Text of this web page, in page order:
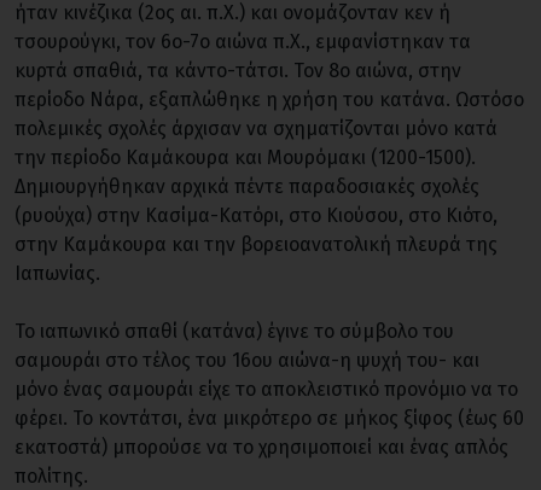
ήταν κινέζικα (2ος αι. π.Χ.) και ονομάζονταν κεν ή
τσουρούγκι, τον 6ο-7ο αιώνα π.Χ., εμφανίστηκαν τα
κυρτά σπαθιά, τα κάντο-τάτσι. Τον 8ο αιώνα, στην
περίοδο Νάρα, εξαπλώθηκε η χρήση του κατάνα. Ωστόσο
πολεμικές σχολές άρχισαν να σχηματίζονται μόνο κατά
την περίοδο Καμάκουρα και Μουρόμακι (1200-1500).
Δημιουργήθηκαν αρχικά πέντε παραδοσιακές σχολές
(ρυούχα) στην Κασίμα-Κατόρι, στο Κιούσου, στο Κιότο,
στην Καμάκουρα και την βορειοανατολική πλευρά της
Ιαπωνίας.
Το ιαπωνικό σπαθί (κατάνα) έγινε το σύμβολο του
σαμουράι στο τέλος του 16ου αιώνα-η ψυχή του- και
μόνο ένας σαμουράι είχε το αποκλειστικό προνόμιο να το
φέρει. Το κοντάτσι, ένα μικρότερο σε μήκος ξίφος (έως 60
εκατοστά) μπορούσε να το χρησιμοποιεί και ένας απλός
πολίτης.